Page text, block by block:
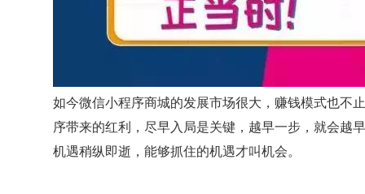
如今微信小程序商城的发展市场很大，赚钱模式也不
序带来的红利，尽早入局是关键，越早一步，就会越
机遇稍纵即逝，能够抓住的机遇才叫机会。